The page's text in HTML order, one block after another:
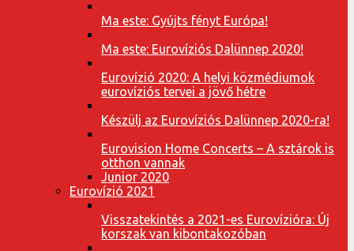
Ma este: Gyújts fényt Európa!
Ma este: Eurovíziós Dalünnep 2020!
Eurovízió 2020: A helyi közmédiumok
eurovíziós tervei a jövő hétre
Készülj az Eurovíziós Dalünnep 2020-ra!
Eurovision Home Concerts – A sztárok is
otthon vannak
Junior 2020
Eurovízió 2021
Visszatekintés a 2021-es Eurovízióra: Új
korszak van kibontakozóban